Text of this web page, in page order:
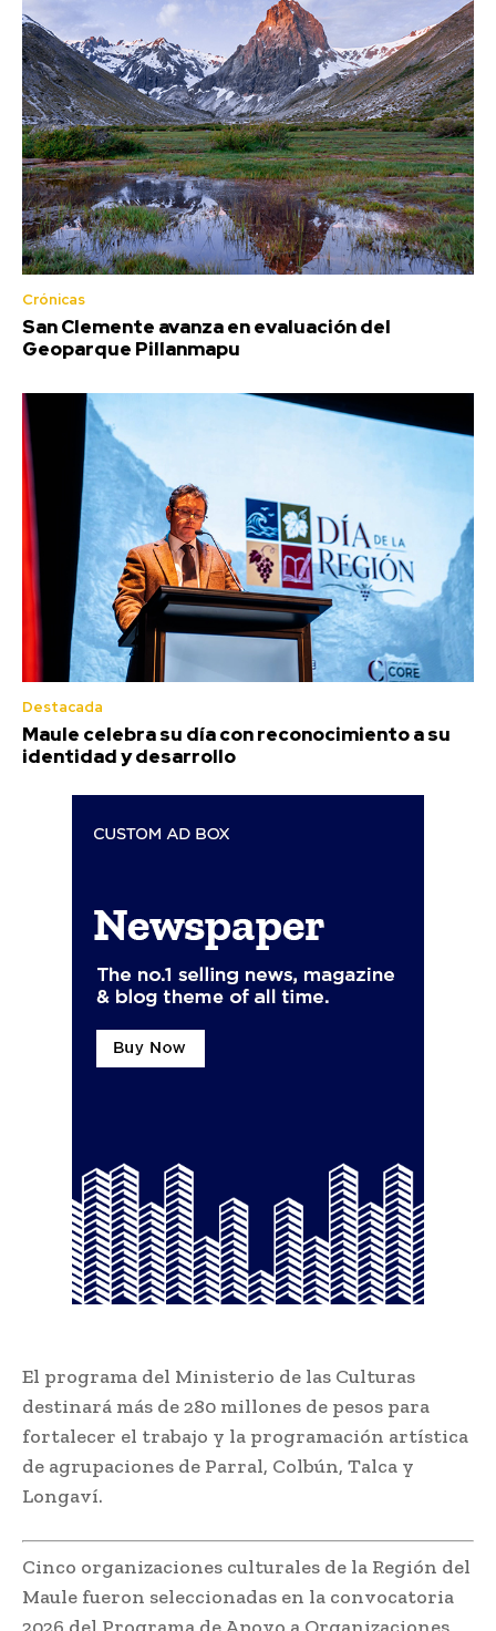
Crónicas
San Clemente avanza en evaluación del
Geoparque Pillanmapu
Destacada
Maule celebra su día con reconocimiento a su
identidad y desarrollo
El programa del Ministerio de las Culturas
destinará más de 280 millones de pesos para
fortalecer el trabajo y la programación artística
de agrupaciones de Parral, Colbún, Talca y
Longaví.
Cinco organizaciones culturales de la Región del
Maule fueron seleccionadas en la convocatoria